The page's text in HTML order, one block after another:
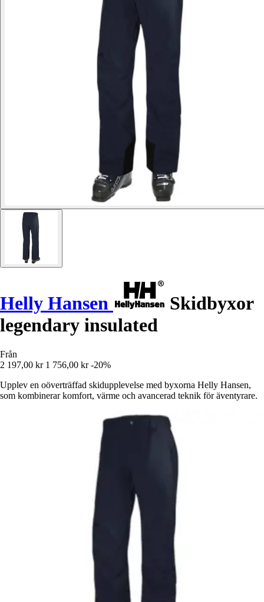
Helly Hansen
Skidbyxor
legendary insulated
Från
2 197,00 kr 1 756,00 kr -20%
Upplev en oöverträffad skidupplevelse med byxorna Helly Hansen,
som kombinerar komfort, värme och avancerad teknik för äventyrare.